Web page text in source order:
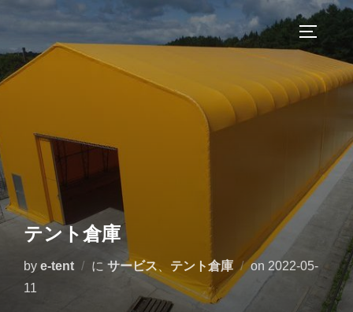
テ
ン
ス
キ
ッ
プ
テント倉庫
by e-tent に サービス テント倉庫 on 投
2022-05-
11